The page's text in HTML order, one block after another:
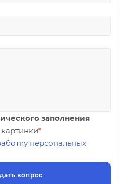
заполнения
*
персональных